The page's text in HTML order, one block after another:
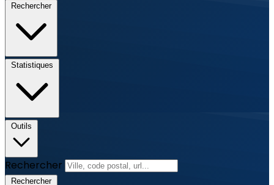
Rechercher
Statistiques
Outils
Rechercher
Rechercher